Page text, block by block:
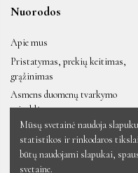
Nuorodos
Apie mus
Pristatymas, prekių keitimas,
grąžinimas
Asmens duomenų tvarkymo
taisyklės
Taisyklės ir sąlygos
Naujos prekės
Sumažinta kaina
Mūsų svetainė naudoja
statistikos ir rinkodaros
būtų naudojami slapukai,
svetaine.